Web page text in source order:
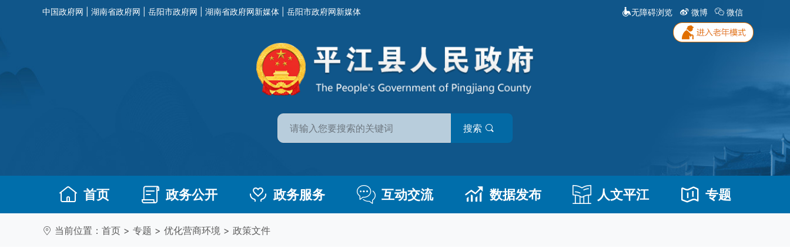
中国政府网 湖南省政府网 岳阳市政府网 湖南省政府网新媒体 岳阳市政府网新媒体 无障碍浏览 微博 微信
搜索
首页 政务公开 政务服务 互动交流 数据发布 人文平江 专题
当前位置： 首页 > 专题 > 优化营商环境 > 政策文件